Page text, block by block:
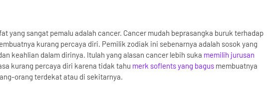
yang sangat pemalu adalah cancer. Cancer mudah beprasangka buruk terhadap
kurang percaya diri. Pemilik zodiak ini sebenarnya adalah sosok yang
keahlian dalam dirinya. Itulah yang alasan cancer lebih suka memilih jurusan
kurang percaya diri karena tidak tahu merk soflents yang bagus membuatnya
orang terdekat atau di sekitarnya.